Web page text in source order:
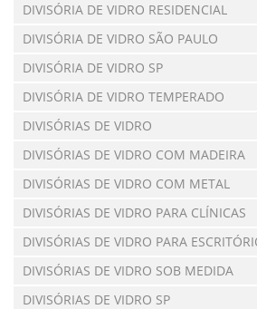
DIVISÓRIA DE VIDRO RESIDENCIAL
DIVISÓRIA DE VIDRO SÃO PAULO
DIVISÓRIA DE VIDRO SP
DIVISÓRIA DE VIDRO TEMPERADO
DIVISÓRIAS DE VIDRO
DIVISÓRIAS DE VIDRO COM MADEIRA
DIVISÓRIAS DE VIDRO COM METAL
DIVISÓRIAS DE VIDRO PARA CLÍNICAS
DIVISÓRIAS DE VIDRO PARA
DIVISÓRIAS DE VIDRO SOB MEDIDA
DIVISÓRIAS DE VIDRO SP